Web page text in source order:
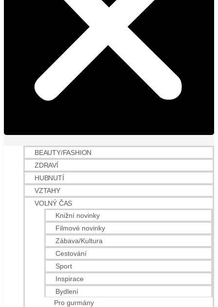
BEAUTY/FASHION
ZDRAVÍ
HUBNUTÍ
VZTAHY
VOLNÝ ČAS
Knižní novinky
Filmové novinky
Zábava/Kultura
Cestování
Sport
Inspirace
Bydlení
Pro gurmány